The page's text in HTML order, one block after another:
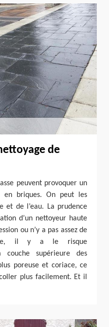
de
peuvent provoquer un
en briques. On peut les
et de l’eau. La prudence
d’un nettoyeur haute
ou n’y a pas assez de
il y a le risque
couche supérieure des
poreuse et coriace, ce
plus facilement. Et il